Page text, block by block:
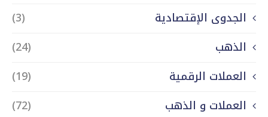
الجدوى الإقتصادية
(3)
الذهب
(24)
العملات الرقمية
(19)
العملات و الذهب
(72)